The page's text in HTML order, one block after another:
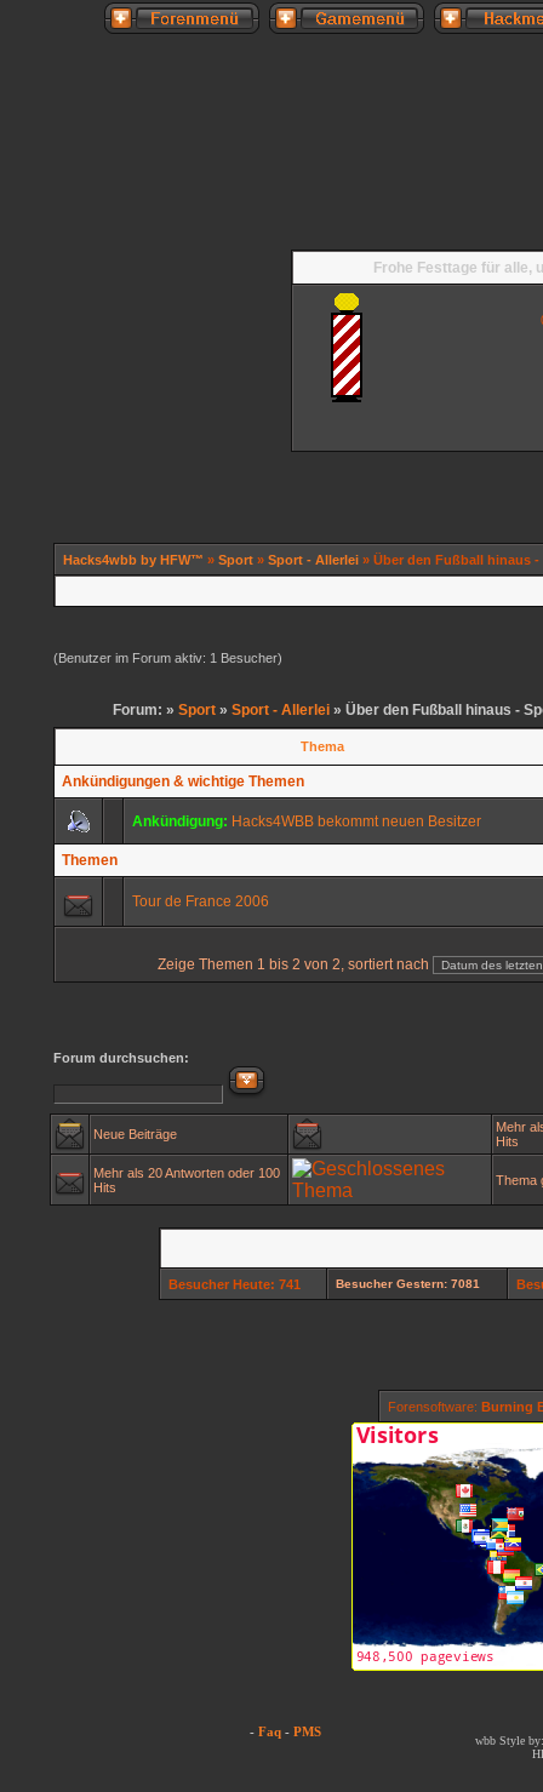
Frohe Festtage für alle,
Hacks4wbb by HFW™ » Sport » Sport - Allerlei » Über den Fußball hinaus
(Benutzer im Forum aktiv: 1 Besucher)
Forum: » Sport » Sport - Allerlei » Über den Fußball hinaus -
Thema
Ankündigungen & wichtige Themen
Ankündigung: Hacks4WBB bekommt neuen Besitzer
Themen
Tour de France 2006
Zeige Themen 1 bis 2 von 2, sortiert nach
Forum durchsuchen:
Neue Beiträge
Mehr
Hits
Mehr als 20 Antworten oder 100
Hits
Thema
Besucher Heute: 741 Besucher Gestern: 7081
Forensoftware: Burning
- Faq - PMS
wbb Style